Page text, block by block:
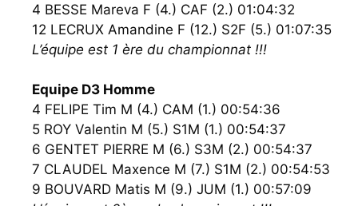
4 BESSE Mareva F (4.) CAF (2.) 01:04:32
12 LECRUX Amandine F (12.) S2F (5.) 01:07:35
L’équipe est 1 ère du championnat !!!
Equipe D3 Homme
4 FELIPE Tim M (4.) CAM (1.) 00:54:36
5 ROY Valentin M (5.) S1M (1.) 00:54:37
6 GENTET PIERRE M (6.) S3M (2.) 00:54:37
7 CLAUDEL Maxence M (7.) S1M (2.) 00:54:53
9 BOUVARD Matis M (9.) JUM (1.) 00:57:09